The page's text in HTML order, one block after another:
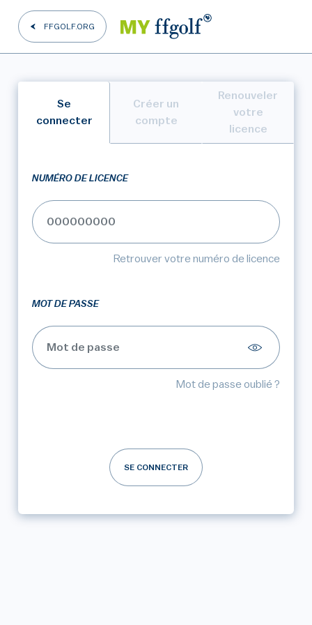
FFGOLF.ORG
Se
connecter
Créer un
compte
Renouveler
votre
licence
NUMÉRO DE LICENCE
Retrouver votre numéro de licence
MOT DE PASSE
Mot de passe oublié ?
SE CONNECTER